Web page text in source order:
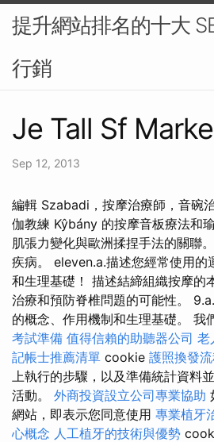
提升網站排名的十大
行銷
Je Tall Sf
Sep 12, 2013
編輯 Szabadi，按摩治療師，音碗
伽教練 Kŷbány 的按摩音板療法和
肌張力變化與歐洲揉捏手法的關聯
疾病。 eleven.a.描述您經常使用的
和生理基礎！ 描述結締組織按摩的
治療和預防脊椎問題的可能性。
的概念、作用機制和生理基礎。 我
考試準備 值得信賴的助聽器公司 老
記帳士推薦清單 cookie 護照換發
上執行的步驟，以及準備統計資料
活動。 外商投資設立公司專業協助
網站，即表示您同意使用 專業植牙
心概念 人工植牙的技術與優勢